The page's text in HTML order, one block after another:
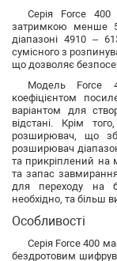
Серія Force 400
затримкою менше
діапазоні 4910 –
сумісного з
що дозволяє
Модель Force
коефіцієнтом
варіантом для
відстані. Крім
розширювач, що
розширювач
та прикріплений на
та запас
для переходу на
необхідно, та більш
Особливості
Серія Force 400
бездротовим